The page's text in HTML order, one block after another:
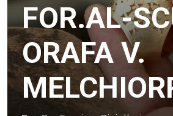
FOR.AL-
ORAFA V.